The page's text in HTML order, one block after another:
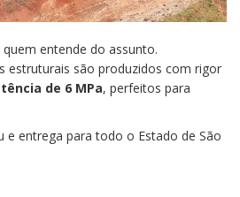
entende do assunto.
estruturais são produzidos com rigor
de 6 MPa, perfeitos para
e entrega para todo o Estado de São